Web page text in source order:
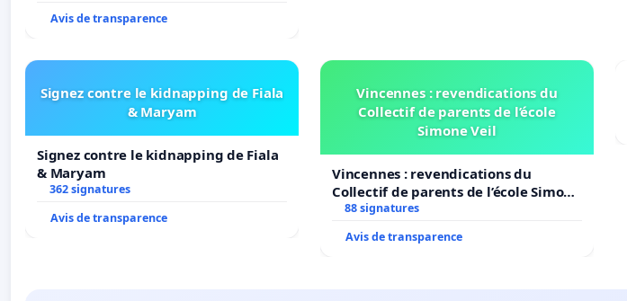
Avis de transparence
Signez contre le kidnapping de Fiala
& Maryam
Signez contre le kidnapping de Fiala
& Maryam
362 signatures
Avis de transparence
Vincennes : revendications du
Collectif de parents de l’école
Simone Veil
Vincennes : revendications du
Collectif de parents de l’école Simone
Veil
88 signatures
Avis de transparence